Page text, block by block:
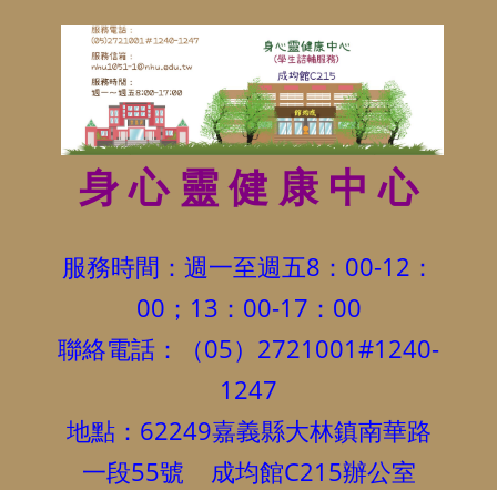
身 心 靈 健 康 中 心
服務時間：週一至週五8：00-12：
00；13：00-17：00
聯絡電話：（05）2721001#1240-
1247
地點：62249嘉義縣大林鎮南華路
一段55號 成均館C215辦公室